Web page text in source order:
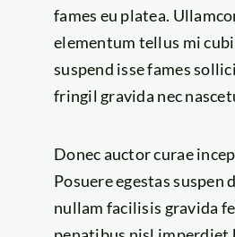
fames eu platea.
elementum tellus mi
suspend isse fames
fringil gravida nec
Donec auctor curae
Posuere egestas suspen
nullam facilisis gravida